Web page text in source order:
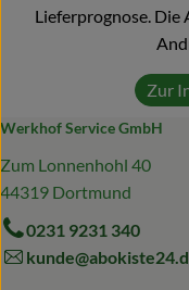
Lieferprognose. Die
Zur
Werkhof Service GmbH
Zum Lonnenhohl 40
44319 Dortmund
0231 9231 340